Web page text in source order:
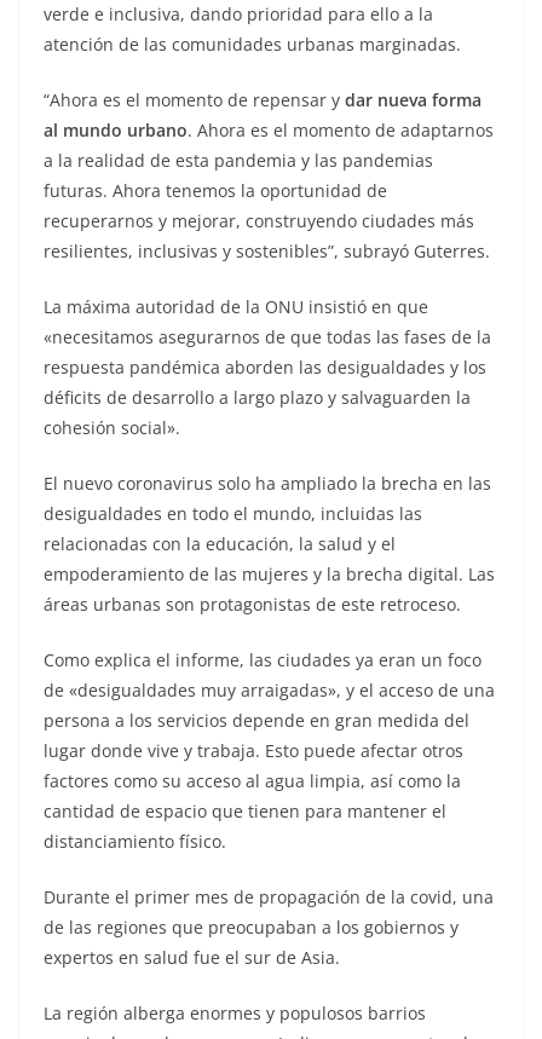
verde e inclusiva, dando prioridad para ello a la
atención de las comunidades urbanas marginadas.
“Ahora es el momento de repensar y dar nueva forma
al mundo urbano. Ahora es el momento de adaptarnos
a la realidad de esta pandemia y las pandemias
futuras. Ahora tenemos la oportunidad de
recuperarnos y mejorar, construyendo ciudades más
resilientes, inclusivas y sostenibles”, subrayó Guterres.
La máxima autoridad de la ONU insistió en que
«necesitamos asegurarnos de que todas las fases de la
respuesta pandémica aborden las desigualdades y los
déficits de desarrollo a largo plazo y salvaguarden la
cohesión social».
El nuevo coronavirus solo ha ampliado la brecha en las
desigualdades en todo el mundo, incluidas las
relacionadas con la educación, la salud y el
empoderamiento de las mujeres y la brecha digital. Las
áreas urbanas son protagonistas de este retroceso.
Como explica el informe, las ciudades ya eran un foco
de «desigualdades muy arraigadas», y el acceso de una
persona a los servicios depende en gran medida del
lugar donde vive y trabaja. Esto puede afectar otros
factores como su acceso al agua limpia, así como la
cantidad de espacio que tienen para mantener el
distanciamiento físico.
Durante el primer mes de propagación de la covid, una
de las regiones que preocupaban a los gobiernos y
expertos en salud fue el sur de Asia.
La región alberga enormes y populosos barrios